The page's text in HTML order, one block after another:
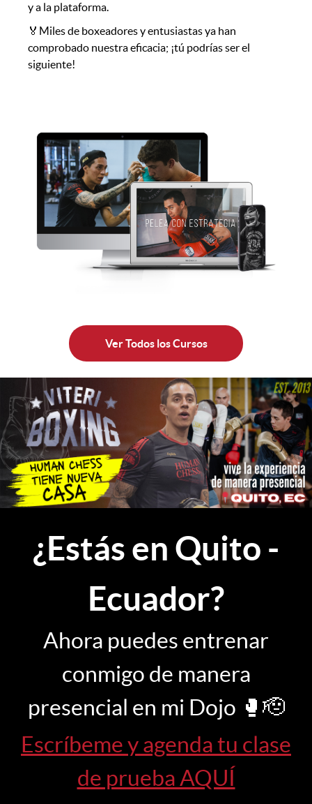
y a la plataforma.
🏅Miles de boxeadores y entusiastas ya han
comprobado nuestra eficacia; ¡tú podrías ser el
siguiente!
Ver Todos los Cursos
¿Estás en Quito -
Ecuador?
Ahora puedes entrenar
conmigo de manera
presencial en mi Dojo 🥊🫡
Escríbeme y agenda tu clase
de prueba AQUÍ